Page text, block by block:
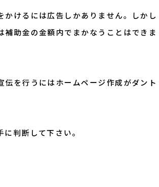
かけるには広告しかありません。しかし
補助金の金額内でまかなうことはできま
伝を行うにはホームページ作成がダント
判断して下さい。